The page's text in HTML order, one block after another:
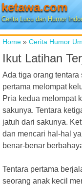
ketawa.com
Cerita Lucu dan Humor
Home » Cerita Humor
Ikut Latihan
Ada tiga orang tentara
pertama melompat
Pria kedua melompat
sakunya. Tentara
jatuh dari sakunya.
dan mencari hal-hal
benar-benar
Tentara pertama
seorang anak kecil